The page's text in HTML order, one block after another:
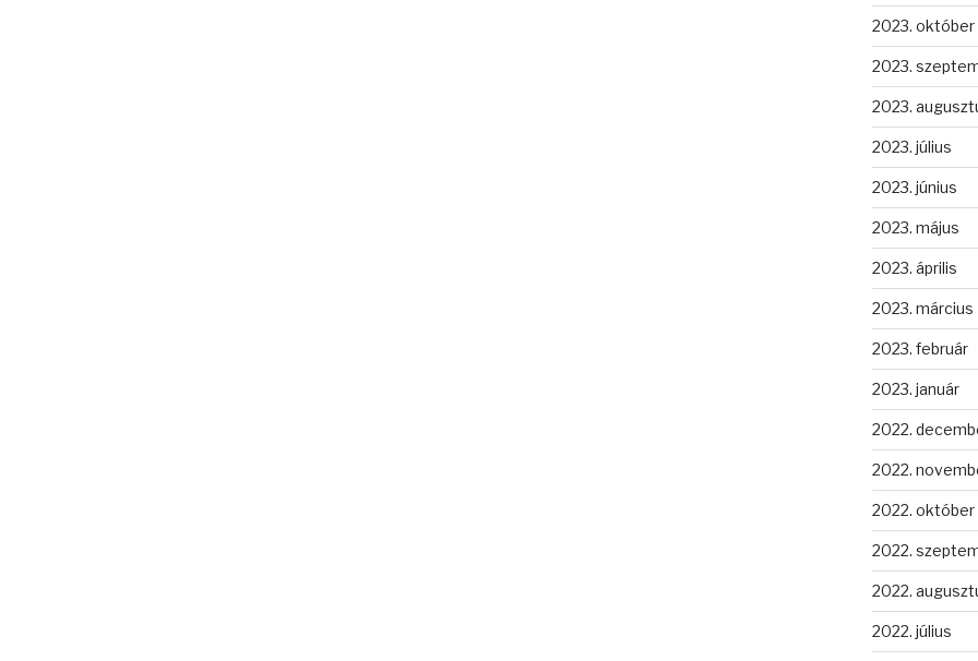
2023. október
2023.
2023.
2023. július
2023. június
2023. május
2023. április
2023. március
2023. február
2023. január
2022.
2022.
2022. október
2022.
2022.
2022. július